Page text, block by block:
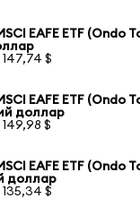
EAFE ETF (Ondo
147,74 $
EAFE ETF (Ondo
доллар
149,98 $
EAFE ETF (Ondo
доллар
135,34 $